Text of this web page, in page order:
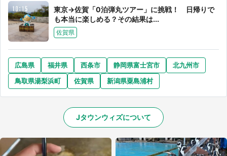
東京→佐賀「0泊弾丸ツアー」に挑戦！ 日帰りで
も本当に楽しめる？その結果は...
佐賀県
広島県 福井県 西条市 静岡県富士宮市
北九州市
鳥取県湯梨浜町
佐賀県 新潟県粟島浦村
Jタウンウィズについて